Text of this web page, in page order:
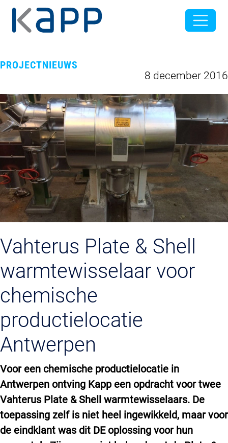
PROJECTNIEUWS
8 december 2016
Vahterus Plate & Shell
warmtewisselaar voor
chemische
productielocatie
Antwerpen
Voor een chemische productielocatie in
Antwerpen ontving Kapp een opdracht voor twee
Vahterus Plate & Shell warmtewisselaars. De
toepassing zelf is niet heel ingewikkeld, maar voor
de eindklant was dit DE oplossing voor hun